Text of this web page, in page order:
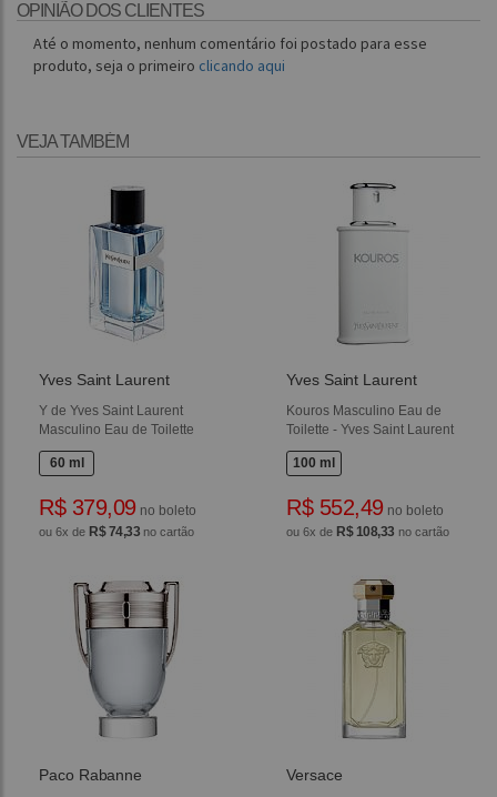
OPINIÃO DOS CLIENTES
Até o momento, nenhum comentário foi postado para esse
produto, seja o primeiro clicando aqui
VEJA TAMBÉM
Yves Saint Laurent
Y de Yves Saint Laurent
Masculino Eau de Toilette
60 ml
R$ 379,09 no boleto
ou 6x de R$ 74,33 no cartão
Yves Saint Laurent
Kouros Masculino Eau de
Toilette - Yves Saint Laurent
100 ml
R$ 552,49 no boleto
ou 6x de R$ 108,33 no cartão
Paco Rabanne Versace